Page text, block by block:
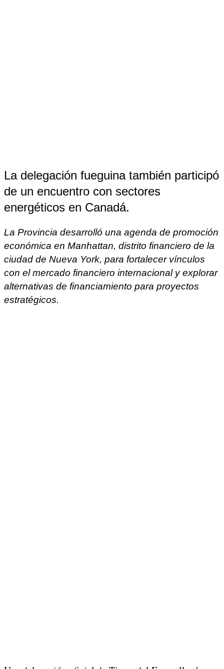
La delegación fueguina también participó
de un encuentro con sectores
energéticos en Canadá.
La Provincia desarrolló una agenda de promoción
económica en Manhattan, distrito financiero de la
ciudad de Nueva York, para fortalecer vínculos
con el mercado financiero internacional y explorar
alternativas de financiamiento para proyectos
estratégicos.